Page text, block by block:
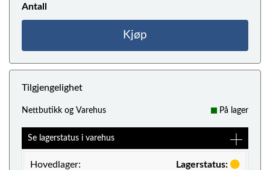
Antall
Kjøp
Tilgjengelighet
Nettbutikk og Varehus På lager
Se lagerstatus i varehus
Hovedlager: Lagerstatus: